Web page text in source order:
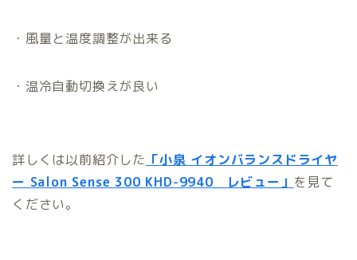
・風量と温度調整が出来る
・温冷自動切換えが良い
詳しくは以前紹介した 「小泉 イオンバランスドライヤ
ー Salon Sense 300 KHD-9940 レビュー」 を見て
ください。